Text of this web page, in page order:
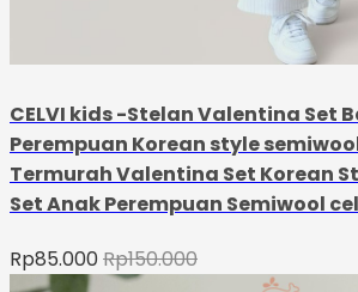
CELVI kids -Stelan Valentina Set
Perempuan Korean style
Termurah Valentina Set Korean
Set Anak Perempuan Semiwool
Rp85.000 Rp150.000